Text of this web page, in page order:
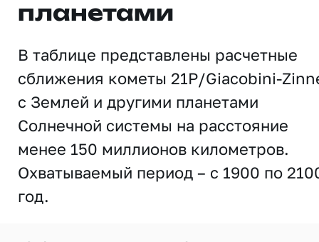
планетами
В таблице представлены расчетные
сближения кометы 21P/Giacobini-
с Землей и другими планетами
Солнечной системы на расстояние
менее 150 миллионов километров.
Охватываемый период – с 1900 по
год.